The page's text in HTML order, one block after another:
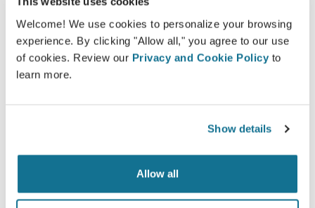
Welcome! We use cookies to personalize your browsing
experience. By clicking "Allow all," you agree to our use
of cookies. Review our Privacy and Cookie Policy to
learn more.
Show details
Allow all
쉽고 안전
Crisalix는 항상 개인 정보를 보호하는 데 전념합니다.
첨단 기술